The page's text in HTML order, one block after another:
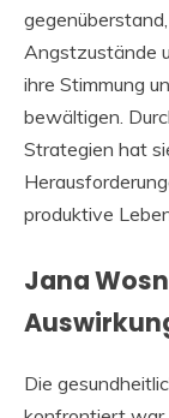
Angstzustände
ihre Stimmung
bewältigen.
Strategien hat
produktive
Jana
Die